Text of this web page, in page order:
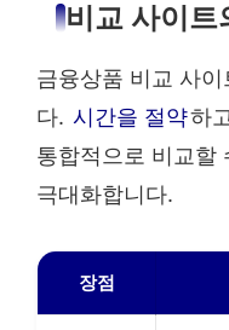
비교 사이트
금융상품 비교 사
다. 시간을 절약하
통합적으로 비교할
극대화합니다.
장점